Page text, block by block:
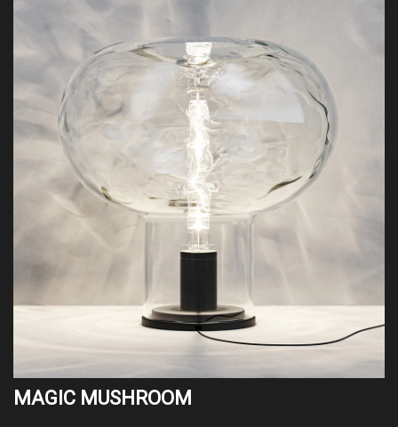
MAGIC MUSHROOM